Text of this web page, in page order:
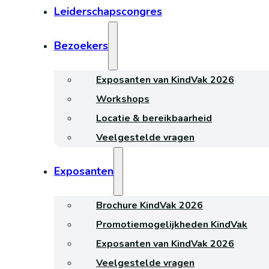
Leiderschapscongres
Bezoekers
Exposanten van KindVak 2026
Workshops
Locatie & bereikbaarheid
Veelgestelde vragen
Exposanten
Brochure KindVak 2026
Promotiemogelijkheden KindVak
Exposanten van KindVak 2026
Veelgestelde vragen